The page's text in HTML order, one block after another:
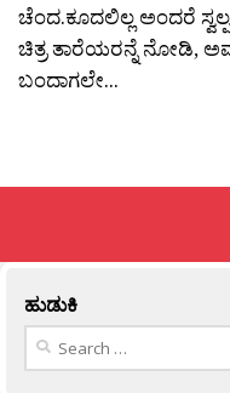
ಚೆಂದ.ಕೂದಲಿಲ್ಲ ಅಂದರೆ
ಚಿತ್ರ ತಾರೆಯರನ್ನೆ ನೋಡಿ,
ಬಂದಾಗಲೇ...
ಹುಡುಕಿ
Search